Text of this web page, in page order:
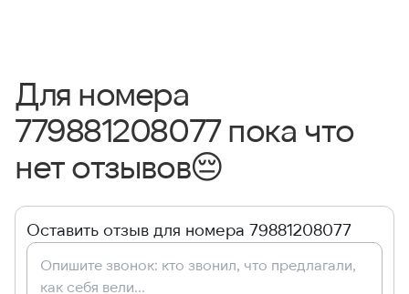
Для номера
779881208077 пока что
нет отзывов😔
Оставить отзыв для номера 79881208077